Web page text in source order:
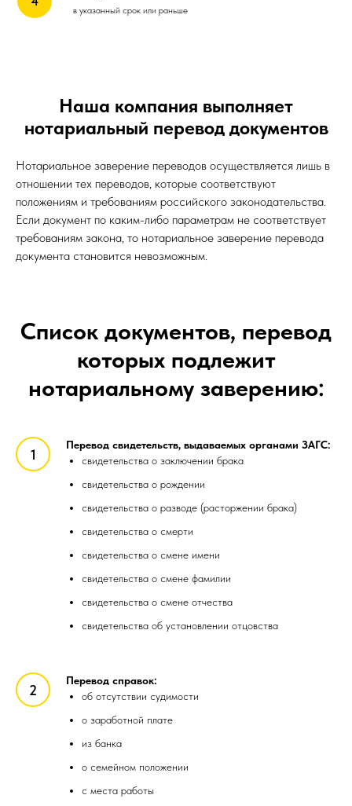
в указанный срок или раньше
Наша компания выполняет
нотариальный перевод документов
Нотариальное заверение переводов осуществляется лишь в
отношении тех переводов, которые соответствуют
положениям и требованиям российского законодательства.
Если документ по каким-либо параметрам не соответствует
требованиям закона, то нотариальное заверение перевода
документа становится невозможным.
Список документов, перевод
которых подлежит
нотариальному заверению:
Перевод свидетельств, выдаваемых органами ЗАГС:
свидетельства о заключении брака
свидетельства о рождении
свидетельства о разводе (расторжении брака)
свидетельства о смерти
свидетельства о смене имени
свидетельства о смене фамилии
свидетельства о смене отчества
свидетельства об установлении отцовства
Перевод справок:
об отсутствии судимости
о заработной плате
из банка
о семейном положении
с места работы